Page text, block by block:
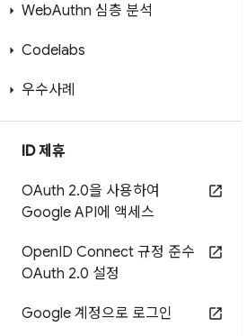
WebAuthn 심층 분석
Codelabs
우수사례
ID 제휴
OAuth 2.0을 사용하여
Google API에 액세스
OpenID Connect 규정 준수
OAuth 2.0 설정
Google 계정으로 로그인